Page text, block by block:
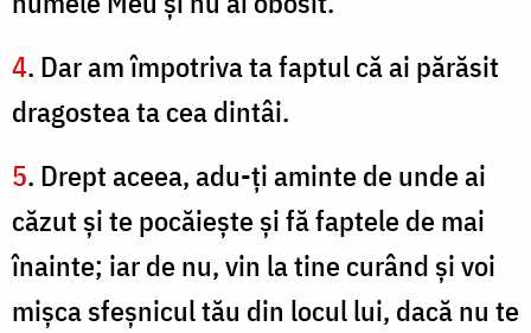
4. Dar am împotriva ta faptul că ai părăsit
dragostea ta cea dintâi.
5. Drept aceea, adu-ţi aminte de unde ai
căzut şi te pocăieşte şi fă faptele de mai
înainte; iar de nu, vin la tine curând şi voi
mişca sfeşnicul tău din locul lui, dacă nu te